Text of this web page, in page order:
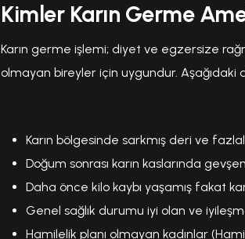
Kimler Karın Germe
Karın germe işlemi; diyet ve egzersize
olmayan bireyler için uygundur.
Karın bölgesinde sarkmış deri ve
Doğum sonrası karın kaslarında
Daha önce kilo kaybı yaşamış fakat
Genel sağlık durumu iyi olan ve
Hamilelik planı olmayan kadınlar